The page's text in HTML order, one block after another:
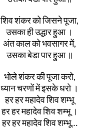
शिव शंकर को जिसने पूजा,
उसका ही उद्धार हुआ ।
अंत काल को भवसागर में,
उसका बेडा पार हुआ ॥
भोले शंकर की पूजा करो,
ध्यान चरणों में इसके धरो ।
हर हर महादेव शिव शम्भू
हर हर महादेव शिव शम्भू ।
हर हर महादेव शिव शम्भू…